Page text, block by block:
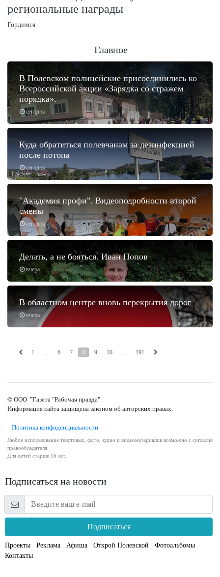
региональные награды
Гордимся
Главное
сегодня
В Полевском полицейские присоединились ко
Всероссийской акции «Зарядка со стражем
порядка».
сегодня
Куда обратиться полевчанам за дезинфекцией
после потопа
сегодня
"Академия профи". Видеоподробности второй
смены
вчера
Делать, а не бояться. Иван Попов
вчера
В областном центре вновь перекрытия дорог
1 ... 6 7 8 9 10 ... 191
© ООО "Газета "Рабочая правда"
Информация сайта защищена законом об авторских правах.
Политика конфиденциальности
Любое использование текстовых, фото, аудио и видеоматериалов возможно с согласия
правообладателя.
Для детей старше 16 лет.
Подписаться на новости
Подписаться
Проекты Реклама Афиша Открой Полевской
Фотоальбомы
Контакты